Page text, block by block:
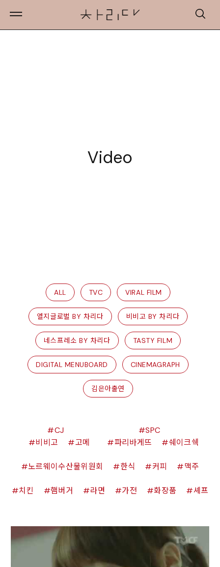
ALL TVC VIRAL FILM
엘지글로벌 BY 차리다 비비고 BY 차리다
네스프레소 BY 차리다 TASTY FILM
DIGITAL MENUBOARD CINEMAGRAPH
김은아출연
CJ
비비고
고메
SPC
파리바게뜨
쉐이크쉑
노르웨이수산물위원회 한식 커피 맥주
치킨 햄버거 라면 가전 화장품 셰프